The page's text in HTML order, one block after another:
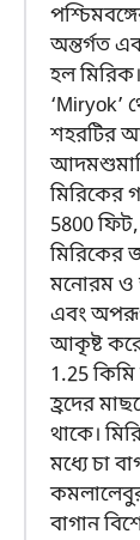
অন্তর্গত
হল
‘Miryok’
শহরটির
মিরিকের
5800
মিরিকের
মনোরম ও
এবং অপরূপ
আকৃষ্ট
1.25 কিমি
হ্রদের
থাকে।
মধ্যে চা
বাগান